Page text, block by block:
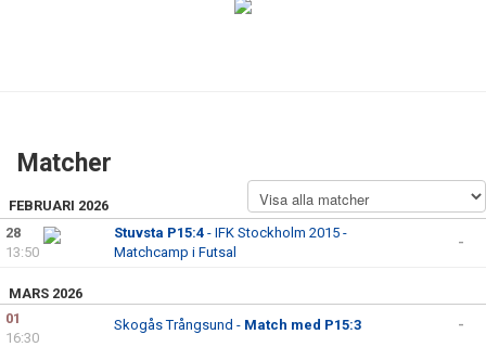
DOKUMENT
Matcher
FEBRUARI 2026
28
13:50
Stuvsta P15:4 - IFK Stockholm 2015 -
Matchcamp i Futsal
-
MARS 2026
01
16:30
Skogås Trångsund - Match med P15:3 -